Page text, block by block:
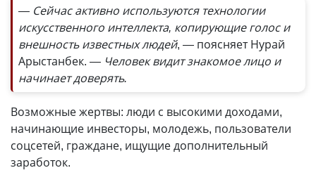
— Сейчас активно используются технологии
искусственного интеллекта, копирующие голос и
внешность известных людей, — поясняет Нурай
Арыстанбек. — Человек видит знакомое лицо и
начинает доверять.
Возможные жертвы: люди с высокими доходами,
начинающие инвесторы, молодежь, пользователи
соцсетей, граждане, ищущие дополнительный
заработок.